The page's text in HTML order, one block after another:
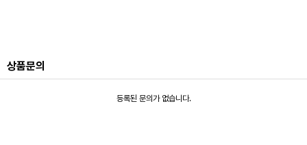
상품문의
등록된 문의가 없습니다.